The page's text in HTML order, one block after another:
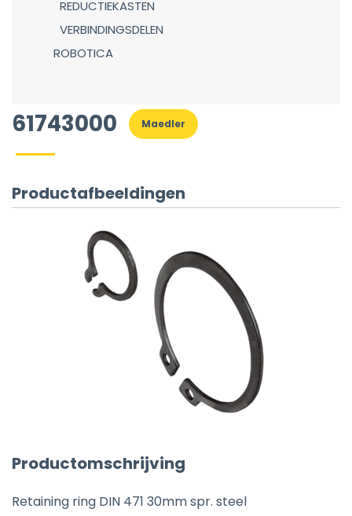
REDUCTIEKASTEN
VERBINDINGSDELEN
ROBOTICA
61743000 Maedler
Productafbeeldingen
Productomschrijving
Retaining ring DIN 471 30mm spr. steel